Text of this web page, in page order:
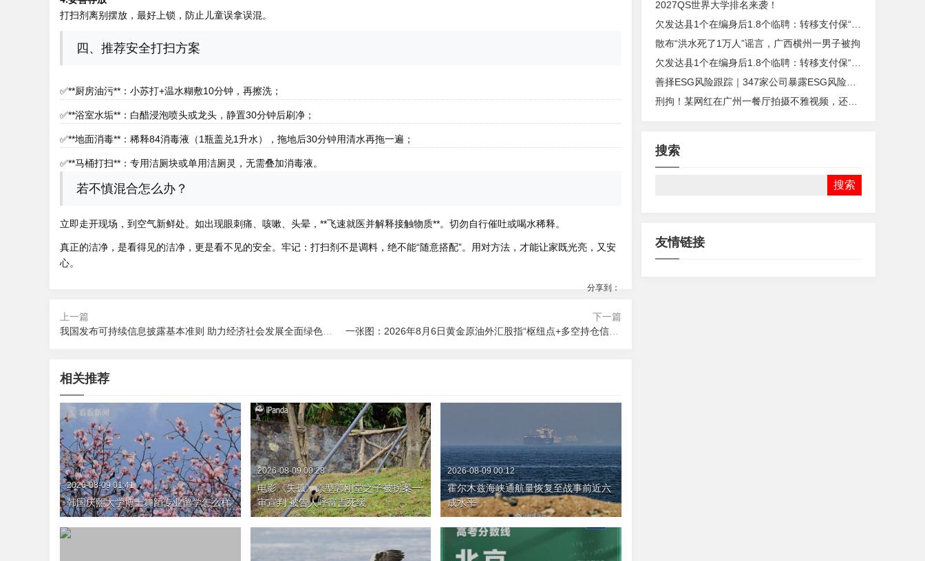
打扫剂离别摆放，最好上锁，防止儿童误拿误混。
四、推荐安全打扫方案
✅**厨房油污**：小苏打+温水糊敷10分钟，再擦洗；
✅**浴室水垢**：白醋浸泡喷头或龙头，静置30分钟后刷净；
✅**地面消毒**：稀释84消毒液（1瓶盖兑1升水），拖地后30分钟用清水再拖一遍；
✅**马桶打扫**：专用洁厕块或单用洁厕灵，无需叠加消毒液。
若不慎混合怎么办？
立即走开现场，到空气新鲜处。如出现眼刺痛、咳嗽、头晕，**飞速就医并解释接触物质**。切勿自行催吐或喝水稀释。
真正的洁净，是看得见的洁净，更是看不见的安全。牢记：打扫剂不是调料，绝不能“随意搭配”。用对方法，才能让家既光亮，又安
心。
分享到：
上一篇
下一篇
一张图：2026年8月6日黄金原油外汇股指“枢纽点+多空持仓信号”一览
相关推荐
2026-08-09 01:41
韩国庆熙大学博士舞蹈专业留学怎么样
2026-08-09 00:28
电影《失孤》原型郭刚堂之子被拐案一
审宣判 被告人呼富吉死缓
2026-08-09 00:12
霍尔木兹海峡通航量恢复至战事前近六
成水平
2027QS世界大学排名来袭！
散布“洪水死了1万人”谣言，广西横州一男子被拘
善择ESG风险跟踪｜347家公司暴露ESG风险事件655起
刑拘！某网红在广州一餐厅拍摄不雅视频，还曾拍摄多部淫秽视频
搜索
友情链接